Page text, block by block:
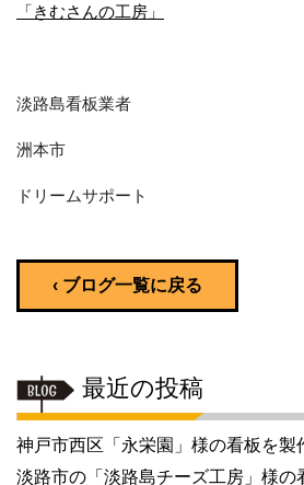
「きむさんの工房」
淡路島看板業者
洲本市
ドリームサポート
‹ ブログ一覧に戻る
最近の投稿
神戸市西区「永栄園」様の看板を製
淡路市の「淡路島チーズ工房」様の